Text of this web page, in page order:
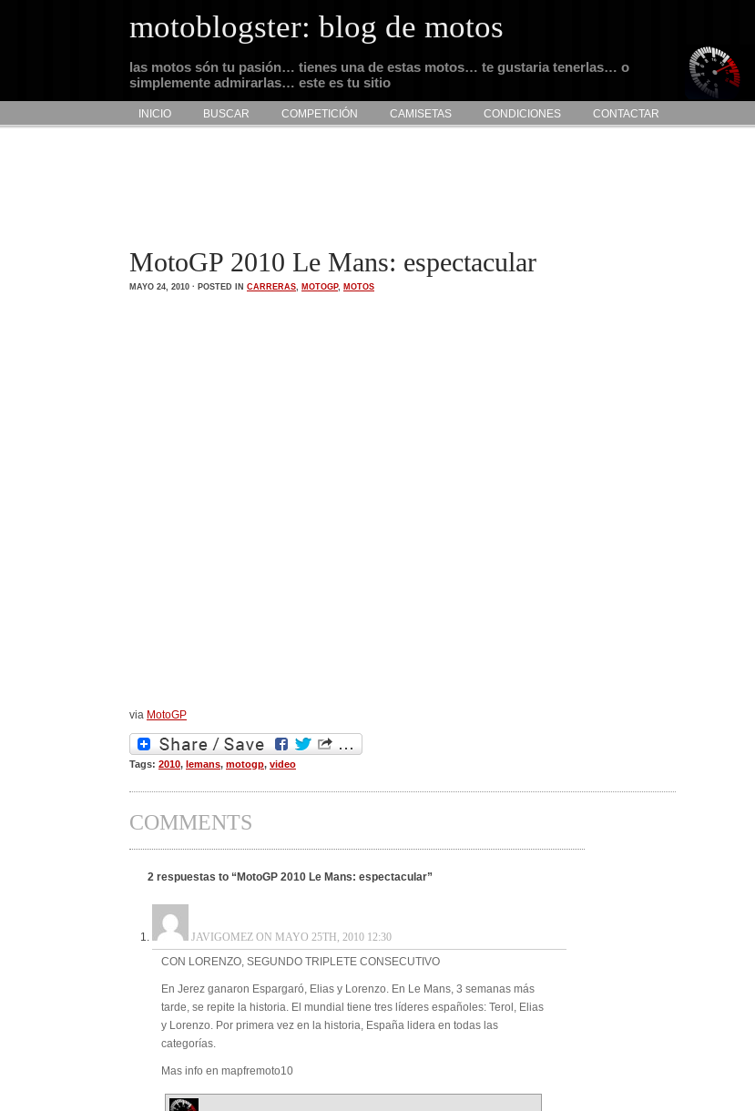
motoblogster: blog de motos
las motos són tu pasión… tienes una de estas motos… te gustaria tenerlas… o
simplemente admirarlas… este es tu sitio
INICIO BUSCAR COMPETICIÓN CAMISETAS CONDICIONES CONTACTAR
MotoGP 2010 Le Mans: espectacular
MAYO 24, 2010 · POSTED IN CARRERAS, MOTOGP, MOTOS
via MotoGP
Tags: 2010, lemans, motogp, video
COMMENTS
2 respuestas to “MotoGP 2010 Le Mans: espectacular”
JAVIGOMEZ ON MAYO 25TH, 2010 12:30
CON LORENZO, SEGUNDO TRIPLETE CONSECUTIVO
En Jerez ganaron Espargaró, Elias y Lorenzo. En Le Mans, 3 semanas más
tarde, se repite la historia. El mundial tiene tres líderes españoles: Terol, Elias
y Lorenzo. Por primera vez en la historia, España lidera en todas las
categorías.
Mas info en mapfremoto10